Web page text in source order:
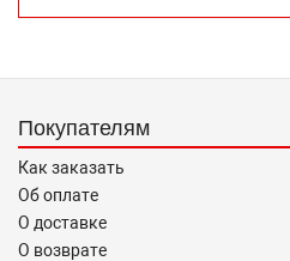
«О защите прав потребителей».
Покупателям
Как заказать
Об оплате
О доставке
О возврате